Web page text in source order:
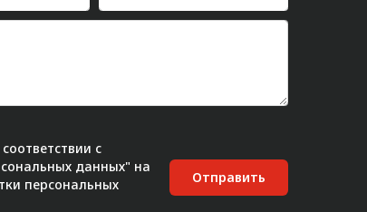
с
данных" на
персональных
Отправить